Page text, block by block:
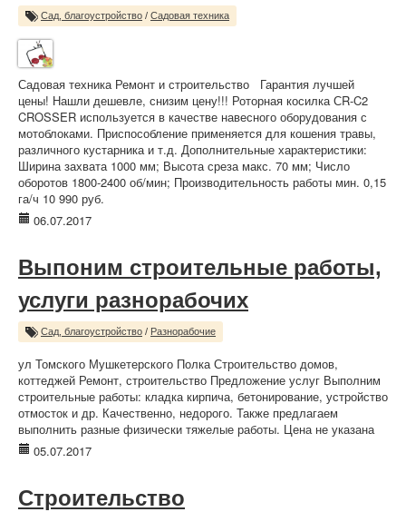
Сад, благоустройство / Садовая техника
Садовая техника Ремонт и строительство Гарантия лучшей
цены! Нашли дешевле, снизим цену!!! Роторная косилка СR-C2
CROSSER используется в качестве навесного оборудования с
мотоблоками. Приспособление применяется для кошения травы,
различного кустарника и т.д. Дополнительные характеристики:
Ширина захвата 1000 мм; Высота среза макс. 70 мм; Число
оборотов 1800-2400 об/мин; Производительность работы мин. 0,15
га/ч 10 990 руб.
06.07.2017
Выпоним строительные работы,
услуги разнорабочих
Сад, благоустройство / Разнорабочие
ул Томского Мушкетерского Полка Строительство домов,
коттеджей Ремонт, строительство Предложение услуг Выполним
строительные работы: кладка кирпича, бетонирование, устройство
отмосток и др. Качественно, недорого. Также предлагаем
выполнить разные физически тяжелые работы. Цена не указана
05.07.2017
Строительство